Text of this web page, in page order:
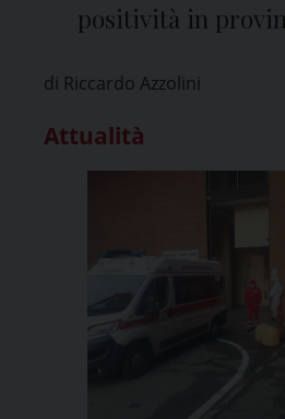
positività in
di Riccardo Azzolini
Attualità